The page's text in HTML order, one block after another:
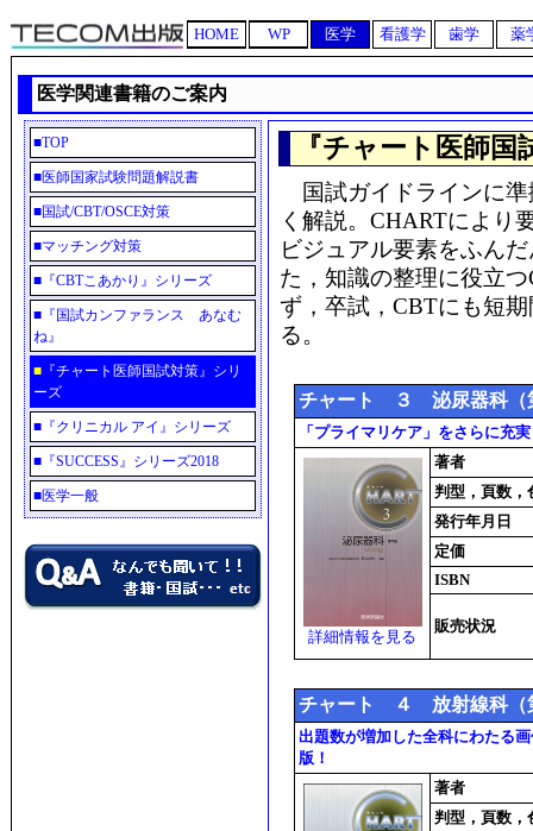
HOME WP 医学 看護学 歯学 薬
医学関連書籍のご案内
■TOP
■医師国家試験問題解説書
■国試/CBT/OSCE対策
■マッチング対策
■ 『CBTこあかり』シリーズ
■ 『国試カンファランス あなむ
ね』
■ 『チャート医師国試対策』シリ
ーズ
■ 『クリニカル アイ』シリーズ
■ 『SUCCESS』シリーズ2018
■医学一般
『チャート医師
国試ガイドラインに準
く解説。CHARTにより
ビジュアル要素をふん
た，知識の整理に役立
ず，卒試，CBTにも短
る。
チャート ３ 泌尿器科（
「プライマリケア」をさらに充
詳細情報を見る
著者
判型，頁数，
発行年月日
定価
ISBN
販売状況
チャート ４ 放射線科（
出題数が増加した全科にわたる
版！
著者
判型，頁数，